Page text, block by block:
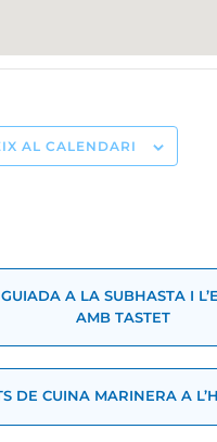
AL CALENDARI
A LA SUBHASTA I
AMB TASTET
DE CUINA MARINERA A